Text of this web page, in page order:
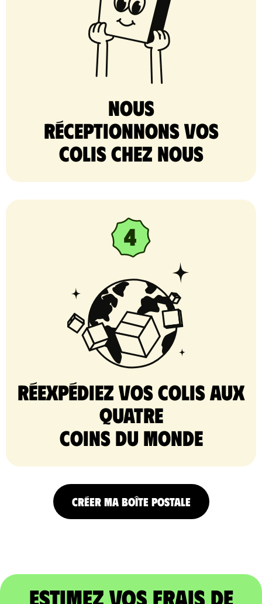
nous
réceptionnons vos
colis chez nous
Réexpédiez vos colis aux
quatre
coins du monde
CRÉER MA BOÎTE POSTALE
Estimez vos frais de